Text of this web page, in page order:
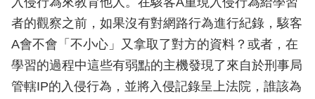
者的觀察之前，如果沒有對網路行為進行紀錄，駭客
A會不會「不小心」又拿取了對方的資料？或者，在
學習的過程中這些有弱點的主機發現了來自於刑事局
管轄IP的入侵行為，並將入侵記錄呈上法院，誰該為